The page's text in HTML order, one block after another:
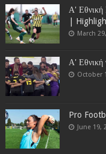
Α'
|
March
Α'
October
Pro
June 19,